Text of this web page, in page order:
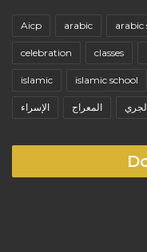
Aicp arabic arabic
celebration classes
islamic islamic school
الإسراء المعراج